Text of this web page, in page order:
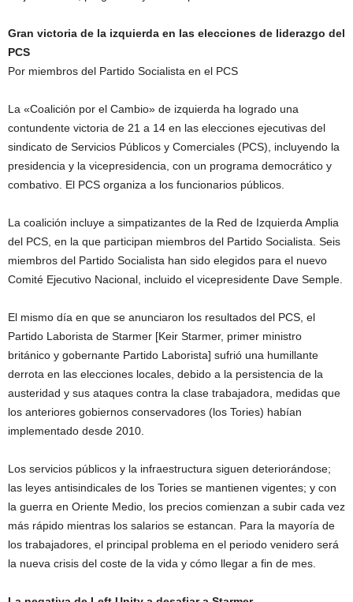
Gran victoria de la izquierda en las elecciones de liderazgo del
PCS
Por miembros del Partido Socialista en el PCS
La «Coalición por el Cambio» de izquierda ha logrado una
contundente victoria de 21 a 14 en las elecciones ejecutivas del
sindicato de Servicios Públicos y Comerciales (PCS), incluyendo la
presidencia y la vicepresidencia, con un programa democrático y
combativo. El PCS organiza a los funcionarios públicos.
La coalición incluye a simpatizantes de la Red de Izquierda Amplia
del PCS, en la que participan miembros del Partido Socialista. Seis
miembros del Partido Socialista han sido elegidos para el nuevo
Comité Ejecutivo Nacional, incluido el vicepresidente Dave Semple.
El mismo día en que se anunciaron los resultados del PCS, el
Partido Laborista de Starmer [Keir Starmer, primer ministro
británico y gobernante Partido Laborista] sufrió una humillante
derrota en las elecciones locales, debido a la persistencia de la
austeridad y sus ataques contra la clase trabajadora, medidas que
los anteriores gobiernos conservadores (los Tories) habían
implementado desde 2010.
Los servicios públicos y la infraestructura siguen deteriorándose;
las leyes antisindicales de los Tories se mantienen vigentes; y con
la guerra en Oriente Medio, los precios comienzan a subir cada vez
más rápido mientras los salarios se estancan. Para la mayoría de
los trabajadores, el principal problema en el periodo venidero será
la nueva crisis del coste de la vida y cómo llegar a fin de mes.